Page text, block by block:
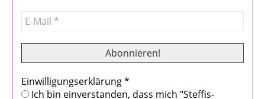
Einwilligungserklärung*
Ich bin einverstanden, dass mich "Steffis-